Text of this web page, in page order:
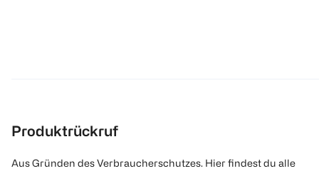
Produktrückruf
Aus Gründen des Verbraucherschutzes. Hier findest du alle